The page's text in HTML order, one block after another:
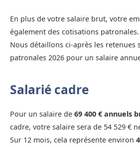
En plus de votre salaire brut, votre
également des cotisations patronales.
Nous détaillons ci-après les retenues
patronales 2026 pour un salaire
Salarié cadre
Pour un salaire de 69 400 € annuels
cadre, votre salaire sera de 54 529 €
Sur 12 mois, cela représente environ